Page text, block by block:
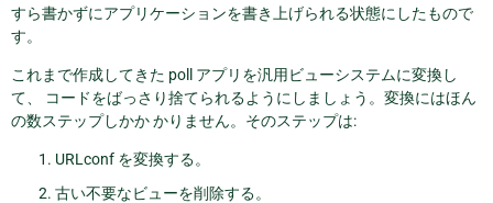
すら書かずにアプリケーションを書き上げられる状態にしたもので
す。
これまで作成してきた poll アプリを汎用ビューシステムに変換し
て、 コードをばっさり捨てられるようにしましょう。変換にはほん
の数ステップしかか かりません。そのステップは:
URLconf を変換する。
古い不要なビューを削除する。